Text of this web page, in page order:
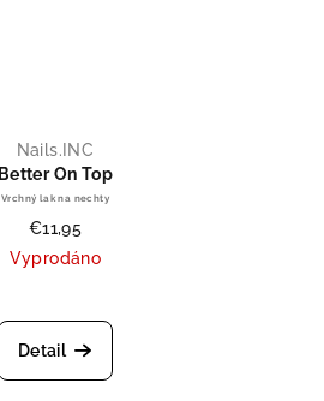
Nails.INC
Better On Top
Vrchný lak na nechty
€11,95
Vyprodáno
Detail